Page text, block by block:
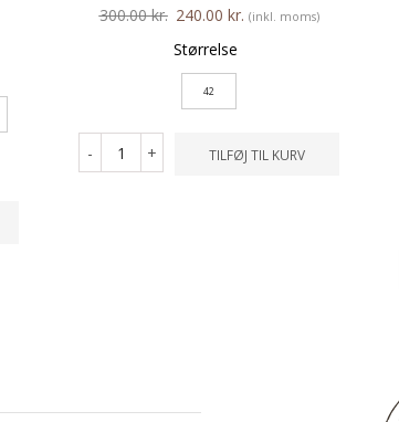
300.00kr. 240.00 kr. (inkl. moms)
Størrelse
42
- + TILFØJ TIL KURV